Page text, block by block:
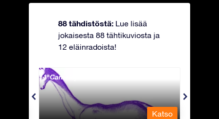
88 tähdistöstä: Lue lisää
jokaisesta 88 tähtikuviosta ja
12 eläinradoista!
Camelopardalis - Kirahvi
Katso